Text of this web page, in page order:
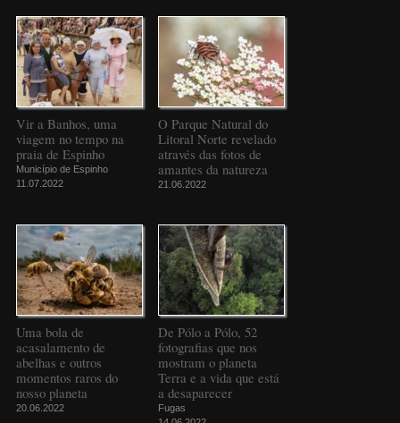
Vir a Banhos, uma
viagem no tempo na
praia de Espinho
Município de Espinho
11.07.2022
O Parque Natural do
Litoral Norte revelado
através das fotos de
amantes da natureza
21.06.2022
Uma bola de
acasalamento de
abelhas e outros
momentos raros do
nosso planeta
20.06.2022
De Pólo a Pólo, 52
fotografias que nos
mostram o planeta
Terra e a vida que está
a desaparecer
Fugas